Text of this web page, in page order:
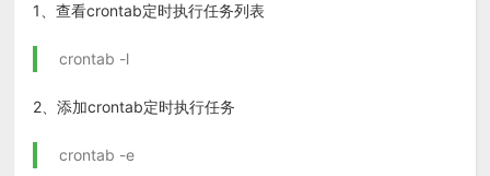
1、查看crontab定时执行任务列表
crontab -l
2、添加crontab定时执行任务
crontab -e